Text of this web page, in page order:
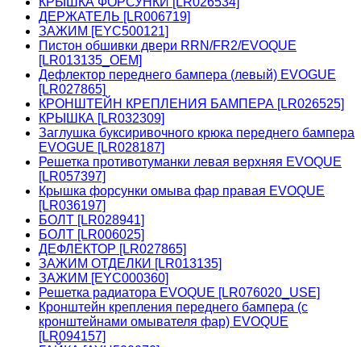
ДЕРЖАТЕЛЬ [LR006719]
ЗАЖИМ [EYC500121]
Пистон обшивки двери RRN/FR2/EVOQUE
[LR013135_OEM]
Дефлектор переднего бампера (левый) EVOGUE
[LR027865]
КРОНШТЕЙН КРЕПЛЕНИЯ БАМПЕРА [LR026525]
КРЫШКА [LR032309]
Заглушка буксиривочного крюка переднего бампера
EVOGUE [LR028187]
Решетка противотуманки левая верхняя EVOQUE
[LR057397]
Крышка форсунки омыва фар правая EVOQUE
[LR036197]
БОЛТ [LR028941]
БОЛТ [LR006025]
ДЕФЛЕКТОР [LR027865]
ЗАЖИМ ОТДЕЛКИ [LR013135]
ЗАЖИМ [EYC000360]
Решетка радиатора EVOQUE [LR076020_USE]
Кронштейн крепления переднего бампера (с
кронштейнами омывателя фар) EVOQUE
[LR094157]